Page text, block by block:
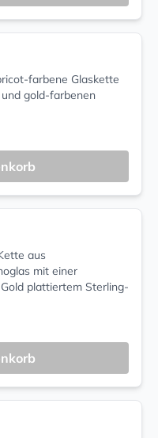
farbene Glaskette
gold-farbenen
aus
mit einer
plattiertem Sterling-